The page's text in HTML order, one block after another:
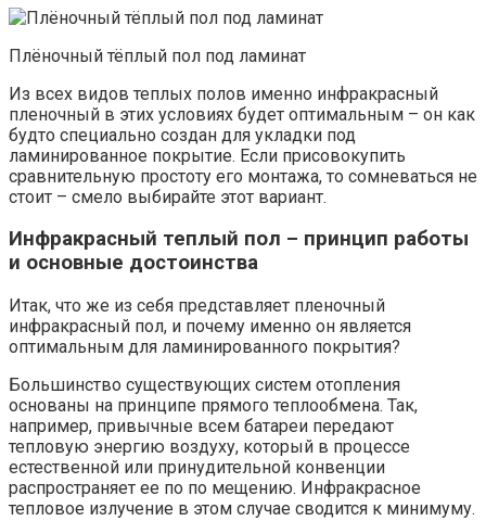
Плёночный тёплый пол под ламинат
Из всех видов теплых полов именно инфракрасный
пленочный в этих условиях будет оптимальным – он как
будто специально создан для укладки под
ламинированное покрытие. Если присовокупить
сравнительную простоту его монтажа, то сомневаться не
стоит – смело выбирайте этот вариант.
Инфракрасный теплый пол – принцип работы
и основные достоинства
Итак, что же из себя представляет пленочный
инфракрасный пол, и почему именно он является
оптимальным для ламинированного покрытия?
Большинство существующих систем отопления
основаны на принципе прямого теплообмена. Так,
например, привычные всем батареи передают
тепловую энергию воздуху, который в процессе
естественной или принудительной конвенции
распространяет ее по по мещению. Инфракрасное
тепловое излучение в этом случае сводится к минимуму.